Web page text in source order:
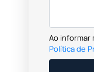
Ao informar
Política de